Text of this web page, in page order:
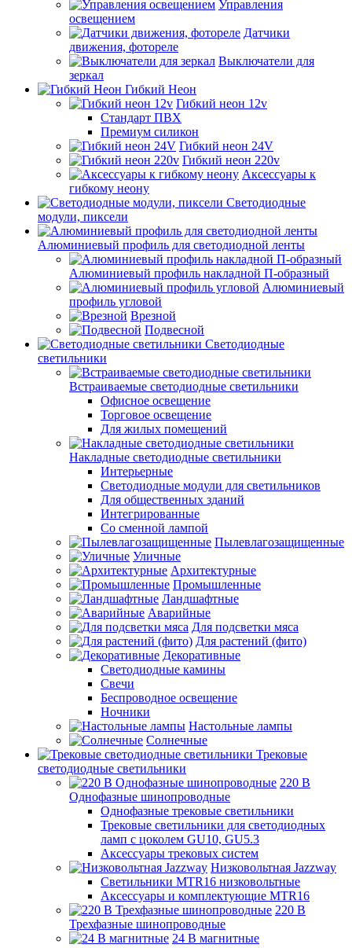
Управления
освещением
Датчики
движения, фотореле
Выключатели для
зеркал
Гибкий Неон
Гибкий неон 12v
Стандарт ПВХ
Премиум силикон
Гибкий неон 24V
Гибкий неон 220v
Аксессуары к
гибкому неону
Светодиодные
модули, пиксели
Алюминиевый профиль для светодиодной ленты
Алюминиевый профиль накладной П-образный
Алюминиевый
профиль угловой
Врезной
Подвесной
Светодиодные
светильники
Встраиваемые светодиодные светильники
Офисное освещение
Торговое освещение
Для жилых помещений
Накладные светодиодные светильники
Интерьерные
Светодиодные модули для светильников
Для общественных зданий
Интегрированные
Со сменной лампой
Пылевлагозащищенные
Уличные
Архитектурные
Промышленные
Ландшафтные
Аварийные
Для подсветки мяса
Для растений (фито)
Декоративные
Светодиодные камины
Свечи
Беспроводное освещение
Ночники
Настольные лампы
Солнечные
Трековые
светодиодные светильники
220 B
Однофазные шинопроводные
Однофазные трековые светильники
Трековые светильники для светодиодных
ламп с цоколем GU10, GU5.3
Аксессуары трековых систем
Низковольтная Jazzway
Светильники MTR16 низковольтные
Аксессуары и комплектующие MTR16
220 B
Трехфазные шинопроводные
24 B магнитные